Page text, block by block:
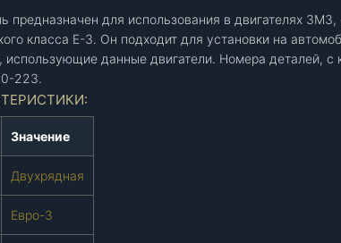
предназначен для использования в двигателях
класса Е-3. Он подходит для установки на
использующие данные двигатели. Номера деталей, с
223.
Значение
Двухрядная
Евро-3